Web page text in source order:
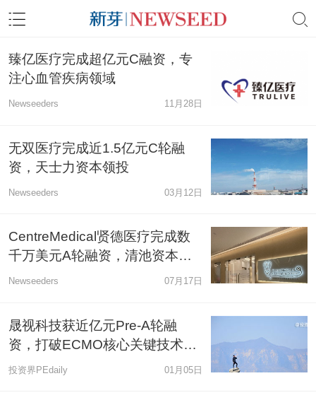
臻亿医疗完成超亿元C融资，专
注心血管疾病领域
Newseeders 11月28日
无双医疗完成近1.5亿元C轮融
资，天士力资本领投
Newseeders 03月12日
CentreMedical贤德医疗完成数
千万美元A轮融资，清池资本领
投
Newseeders 07月17日
晟视科技获近亿元Pre-A轮融
资，打破ECMO核心关键技术长
期垄断
投资界PEdaily 01月05日